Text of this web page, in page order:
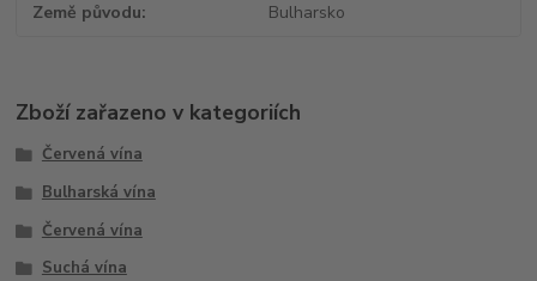
Země původu Bulharsko
Zboží zařazeno v kategoriích
Červená vína
Bulharská vína
Červená vína
Suchá vína